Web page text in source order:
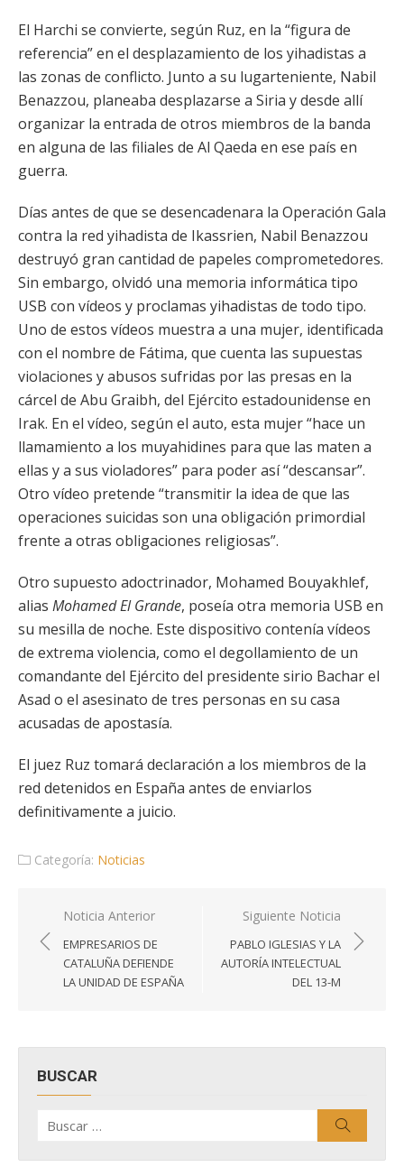
El Harchi se convierte, según Ruz, en la “figura de
referencia” en el desplazamiento de los yihadistas a
las zonas de conflicto. Junto a su lugarteniente, Nabil
Benazzou, planeaba desplazarse a Siria y desde allí
organizar la entrada de otros miembros de la banda
en alguna de las filiales de Al Qaeda en ese país en
guerra.
Días antes de que se desencadenara la Operación Gala
contra la red yihadista de Ikassrien, Nabil Benazzou
destruyó gran cantidad de papeles comprometedores.
Sin embargo, olvidó una memoria informática tipo
USB con vídeos y proclamas yihadistas de todo tipo.
Uno de estos vídeos muestra a una mujer, identificada
con el nombre de Fátima, que cuenta las supuestas
violaciones y abusos sufridas por las presas en la
cárcel de Abu Graibh, del Ejército estadounidense en
Irak. En el vídeo, según el auto, esta mujer “hace un
llamamiento a los muyahidines para que las maten a
ellas y a sus violadores” para poder así “descansar”.
Otro vídeo pretende “transmitir la idea de que las
operaciones suicidas son una obligación primordial
frente a otras obligaciones religiosas”.
Otro supuesto adoctrinador, Mohamed Bouyakhlef,
alias Mohamed El Grande, poseía otra memoria USB en
su mesilla de noche. Este dispositivo contenía vídeos
de extrema violencia, como el degollamiento de un
comandante del Ejército del presidente sirio Bachar el
Asad o el asesinato de tres personas en su casa
acusadas de apostasía.
El juez Ruz tomará declaración a los miembros de la
red detenidos en España antes de enviarlos
definitivamente a juicio.
Categoría: Noticias
Navegación
de
entradas
Noticia Anterior
EMPRESARIOS DE
CATALUÑA DEFIENDE
LA UNIDAD DE ESPAÑA
Siguiente Noticia
PABLO IGLESIAS Y LA
AUTORÍA INTELECTUAL
DEL 13-M
BUSCAR
por: